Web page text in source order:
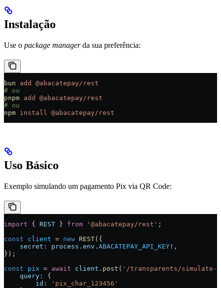
Instalação
Use o package managerda sua preferência:
bun add
@abacatepay/rest
# ou
pnpm add
@abacatepay/rest
# ou
npm install @abacatepay/rest
Uso Básico
Exemplo simulando um pagamento Pix via QR Code:
import { REST } from '@abacatepay/rest' ;
const client = new REST({
    secret:
process . env . ABACATEPAY_API_KEY ! ,
});
const pix = await client . post ( '/transparents/simulate-
    query:
{
        id:
'pix_char_123456'